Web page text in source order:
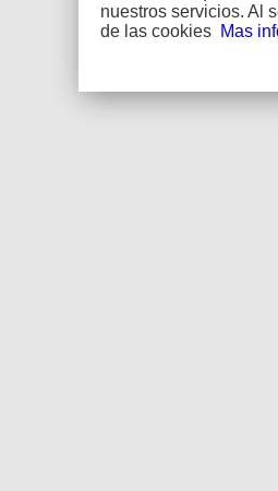
nuestros servicios. Al
de las cookies
Mas